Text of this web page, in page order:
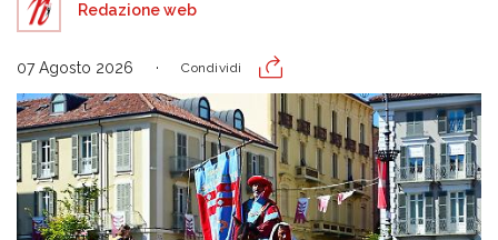
Redazione web
07 Agosto 2026 Condividi